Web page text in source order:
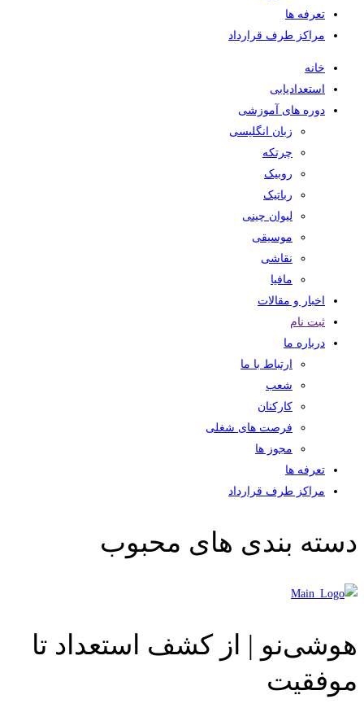
تعرفه ها
مراکز طرف قرارداد
خانه
استعدادیابی
دوره های آموزشی
زبان انگلیسی
چرتکه
روبیک
رباتیک
لیوان چینی
موسیقی
نقاشی
مافیا
اخبار و مقالات
ثبت نام
درباره ما
ارتباط با ما
شعب
کارکنان
فرصت های شغلی
مجوز ها
تعرفه ها
مراکز طرف قرارداد
دسته بندی های محبوب
هوشی‌نو | از کشف استعداد تا
موفقیت